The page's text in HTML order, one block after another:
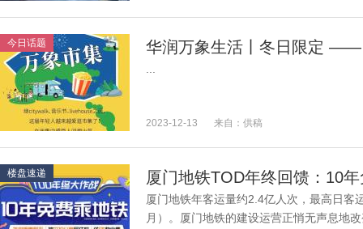
今日话题
2023-12-13 来自：供稿
楼盘速递 厦门地铁TOD年终回馈：10
厦门地铁年客运量约2.4亿人次，最高日客
月）。厦门地铁的建设运营正悄无声息地